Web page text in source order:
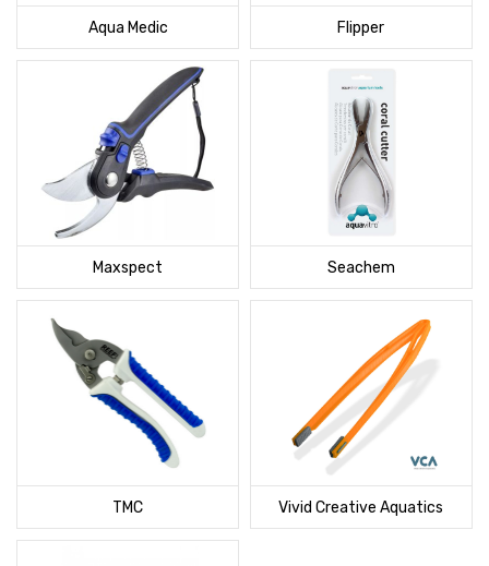
Aqua Medic Flipper
Maxspect Seachem
TMC Vivid Creative Aquatics